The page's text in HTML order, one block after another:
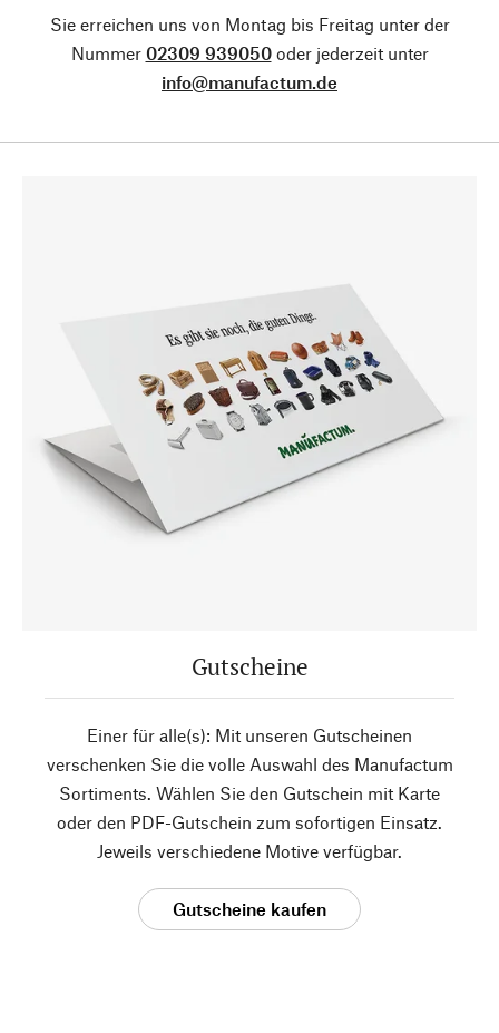
Sie erreichen uns von Montag bis Freitag unter der
Nummer 02309 939050oder jederzeit unter
info@manufactum.de
Gutscheine
Einer für alle(s): Mit unseren Gutscheinen
verschenken Sie die volle Auswahl des Manufactum
Sortiments. Wählen Sie den Gutschein mit Karte
oder den PDF-Gutschein zum sofortigen Einsatz.
Jeweils verschiedene Motive verfügbar.
Gutscheine kaufen